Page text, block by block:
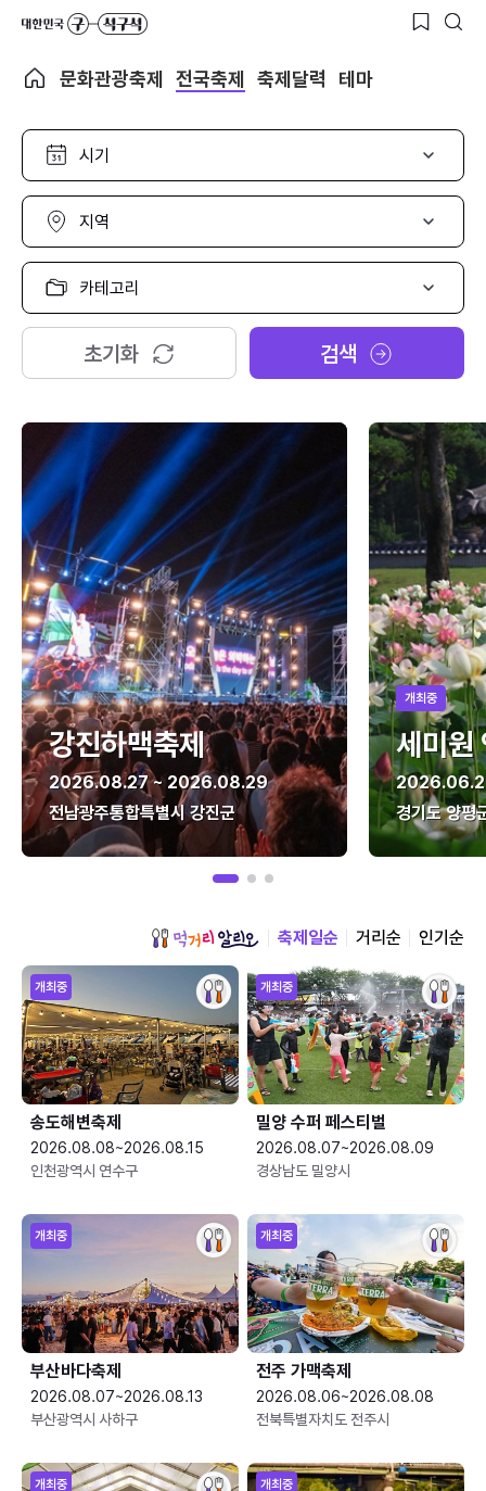
문화관광축제 전국축제 축제달력 테마
시
선
택
지
선
택
카
고
리
택
초기화 검색
강진하맥축제
2026.08.27 ~ 2026.08.29
전남광주통합특별시 강진군
개최중
세미원
경기도 양평
축제일순 거리순 인기순
개최중
송도해변축제
2026.08.08~2026.08.15
인천광역시 연수구
개최중
밀양 수퍼 페스티벌
2026.08.07~2026.08.09
경상남도 밀양시
개최중
부산바다축제
2026.08.07~2026.08.13
부산광역시 사하구
개최중
전주 가맥축제
2026.08.06~2026.08.08
전북특별자치도 전주시
개최중 개최중